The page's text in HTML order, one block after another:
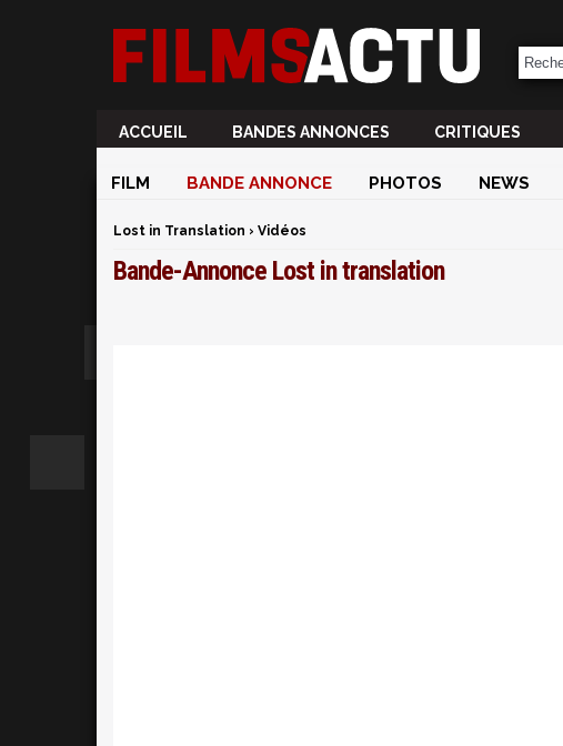
ACCUEIL BANDES ANNONCES CRITIQUES
FILM BANDE ANNONCE PHOTOS NEWS
Lost in Translation › Vidéos
Bande-Annonce Lost in translation